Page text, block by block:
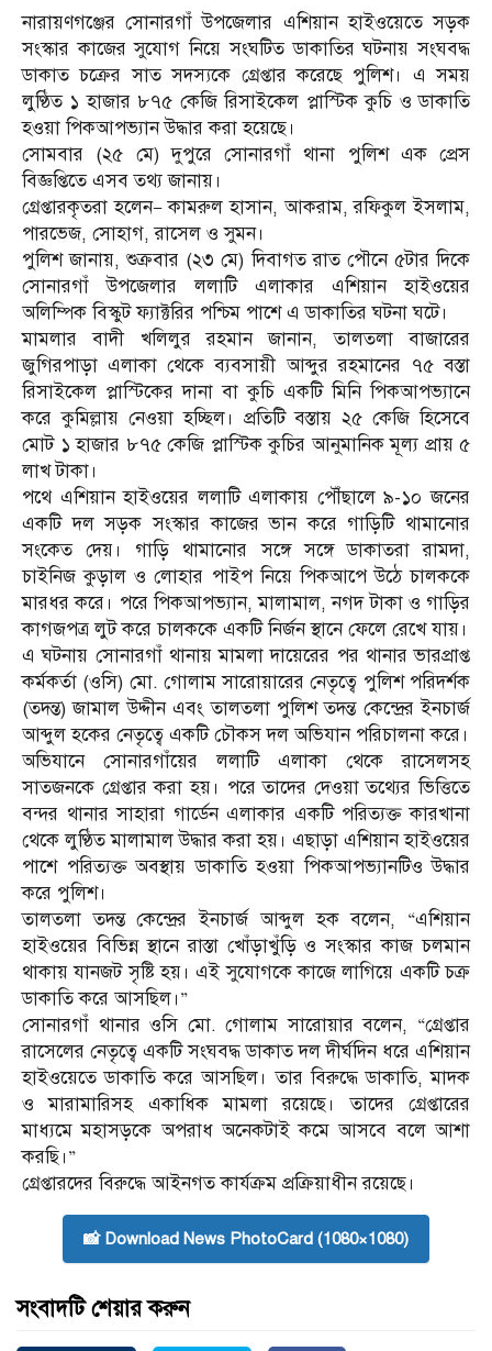
নারায়ণগঞ্জের সোনারগাঁ উপজেলার এশিয়ান হাইওয়েতে সড়ক
সংস্কার কাজের সুযোগ নিয়ে সংঘটিত ডাকাতির ঘটনায় সংঘবদ্ধ
ডাকাত চক্রের সাত সদস্যকে গ্রেপ্তার করেছে পুলিশ। এ সময়
লুণ্ঠিত ১ হাজার ৮৭৫ কেজি রিসাইকেল প্লাস্টিক কুচি ও ডাকাতি
হওয়া পিকআপভ্যান উদ্ধার করা হয়েছে।
সোমবার (২৫ মে) দুপুরে সোনারগাঁ থানা পুলিশ এক প্রেস
বিজ্ঞপ্তিতে এসব তথ্য জানায়।
গ্রেপ্তারকৃতরা হলেন— কামরুল হাসান, আকরাম, রফিকুল ইসলাম,
পারভেজ, সোহাগ, রাসেল ও সুমন।
পুলিশ জানায়, শুক্রবার (২৩ মে) দিবাগত রাত পৌনে ৫টার দিকে
সোনারগাঁ উপজেলার ললাটি এলাকার এশিয়ান হাইওয়ের
অলিম্পিক বিস্কুট ফ্যাক্টরির পশ্চিম পাশে এ ডাকাতির ঘটনা ঘটে।
মামলার বাদী খলিলুর রহমান জানান, তালতলা বাজারের
জুগিরপাড়া এলাকা থেকে ব্যবসায়ী আব্দুর রহমানের ৭৫ বস্তা
রিসাইকেল প্লাস্টিকের দানা বা কুচি একটি মিনি পিকআপভ্যানে
করে কুমিল্লায় নেওয়া হচ্ছিল। প্রতিটি বস্তায় ২৫ কেজি হিসেবে
মোট ১ হাজার ৮৭৫ কেজি প্লাস্টিক কুচির আনুমানিক মূল্য প্রায় ৫
লাখ টাকা।
পথে এশিয়ান হাইওয়ের ললাটি এলাকায় পৌঁছালে ৯-১০ জনের
একটি দল সড়ক সংস্কার কাজের ভান করে গাড়িটি থামানোর
সংকেত দেয়। গাড়ি থামানোর সঙ্গে সঙ্গে ডাকাতরা রামদা,
চাইনিজ কুড়াল ও লোহার পাইপ নিয়ে পিকআপে উঠে চালককে
মারধর করে। পরে পিকআপভ্যান, মালামাল, নগদ টাকা ও গাড়ির
কাগজপত্র লুট করে চালককে একটি নির্জন স্থানে ফেলে রেখে যায়।
এ ঘটনায় সোনারগাঁ থানায় মামলা দায়েরের পর থানার ভারপ্রাপ্ত
কর্মকর্তা (ওসি) মো. গোলাম সারোয়ারের নেতৃত্বে পুলিশ পরিদর্শক
(তদন্ত) জামাল উদ্দীন এবং তালতলা পুলিশ তদন্ত কেন্দ্রের ইনচার্জ
আব্দুল হকের নেতৃত্বে একটি চৌকস দল অভিযান পরিচালনা করে।
অভিযানে সোনারগাঁয়ের ললাটি এলাকা থেকে রাসেলসহ
সাতজনকে গ্রেপ্তার করা হয়। পরে তাদের দেওয়া তথ্যের ভিত্তিতে
বন্দর থানার সাহারা গার্ডেন এলাকার একটি পরিত্যক্ত কারখানা
থেকে লুণ্ঠিত মালামাল উদ্ধার করা হয়। এছাড়া এশিয়ান হাইওয়ের
পাশে পরিত্যক্ত অবস্থায় ডাকাতি হওয়া পিকআপভ্যানটিও উদ্ধার
করে পুলিশ।
তালতলা তদন্ত কেন্দ্রের ইনচার্জ আব্দুল হক বলেন, “এশিয়ান
হাইওয়ের বিভিন্ন স্থানে রাস্তা খোঁড়াখুঁড়ি ও সংস্কার কাজ চলমান
থাকায় যানজট সৃষ্টি হয়। এই সুযোগকে কাজে লাগিয়ে একটি চক্র
ডাকাতি করে আসছিল।”
সোনারগাঁ থানার ওসি মো. গোলাম সারোয়ার বলেন, “গ্রেপ্তার
রাসেলের নেতৃত্বে একটি সংঘবদ্ধ ডাকাত দল দীর্ঘদিন ধরে এশিয়ান
হাইওয়েতে ডাকাতি করে আসছিল। তার বিরুদ্ধে ডাকাতি, মাদক
ও মারামারিসহ একাধিক মামলা রয়েছে। তাদের গ্রেপ্তারের
মাধ্যমে মহাসড়কে অপরাধ অনেকটাই কমে আসবে বলে আশা
করছি।”
গ্রেপ্তারদের বিরুদ্ধে আইনগত কার্যক্রম প্রক্রিয়াধীন রয়েছে।
📸 Download News PhotoCard (1080×1080)
সংবাদটি শেয়ার করুন